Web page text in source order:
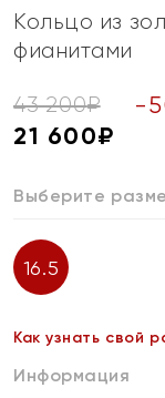
Кольцо из
фианитами
43 200₽ -
21 600₽
Выберите
16.5
Как узнать свой
Информация